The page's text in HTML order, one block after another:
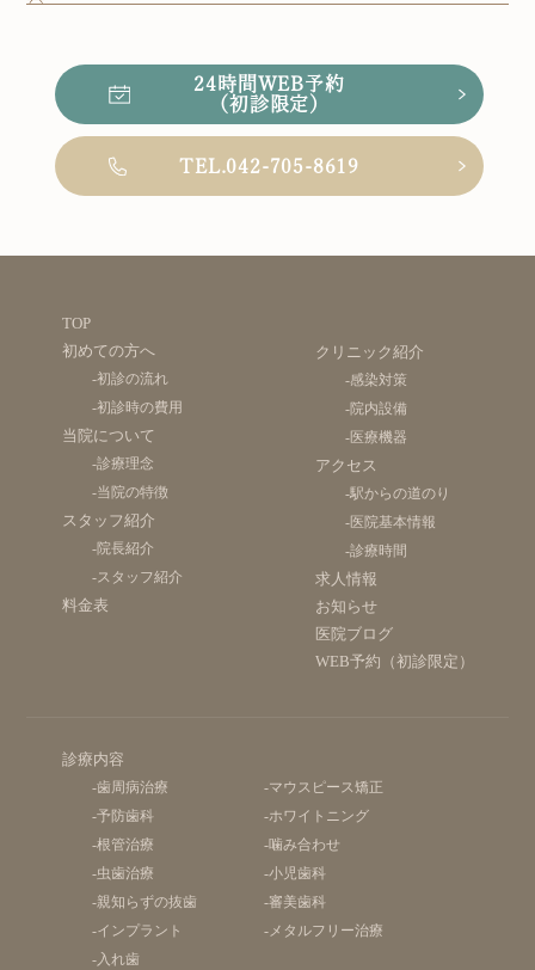
24時間WEB予約
（初診限定）
TEL.042-705-8619
TOP
初めての方へ
-初診の流れ
-初診時の費用
当院について
-診療理念
-当院の特徴
スタッフ紹介
-院長紹介
-スタッフ紹介
料金表
クリニック紹介
-感染対策
-院内設備
-医療機器
アクセス
-駅からの道のり
-医院基本情報
-診療時間
求人情報
お知らせ
医院ブログ
WEB予約（初診限定）
診療内容
-歯周病治療
-予防歯科
-根管治療
-虫歯治療
-親知らずの抜歯
-インプラント
-入れ歯
-マウスピース矯正
-ホワイトニング
-噛み合わせ
-小児歯科
-審美歯科
-メタルフリー治療